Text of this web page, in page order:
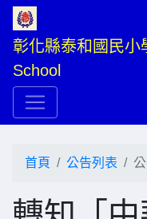
彰化縣泰和國民小
School
首頁 公告列表